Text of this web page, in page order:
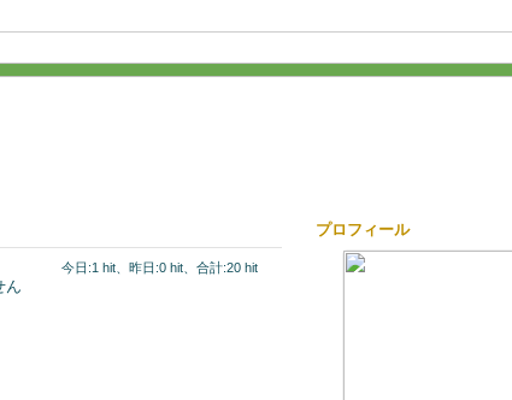
今日:1 hit、昨日:0 hit、合計:20 hit
ん
プロフィール